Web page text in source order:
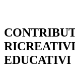
EDUCATIVI